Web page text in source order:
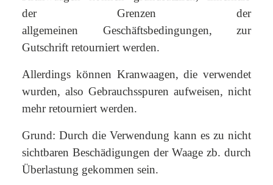
der Grenzen der
allgemeinen Geschäftsbedingungen, zur
Gutschrift retourniert werden.
Allerdings können Kranwaagen, die verwendet
wurden, also Gebrauchsspuren aufweisen, nicht
mehr retourniert werden.
Grund: Durch die Verwendung kann es zu nicht
sichtbaren Beschädigungen der Waage zb. durch
Überlastung gekommen sein.